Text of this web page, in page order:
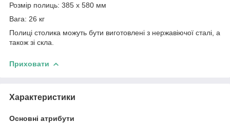
Розмір полиць: 385 х 580 мм
Вага: 26 кг
Полиці столика можуть бути виготовлені з нержавіючої сталі, а
також зі скла.
Приховати
Характеристики
Основні атрибути